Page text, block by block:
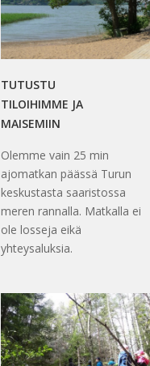
TUTUSTU
TILOIHIMME JA
MAISEMIIN
Olemme vain 25 min
ajomatkan päässä Turun
keskustasta saaristossa
meren rannalla. Matkalla ei
ole losseja eikä
yhteysaluksia.